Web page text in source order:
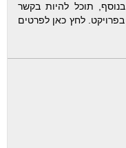
תוכל להיות בקשר
לחץ כאן לפרטים